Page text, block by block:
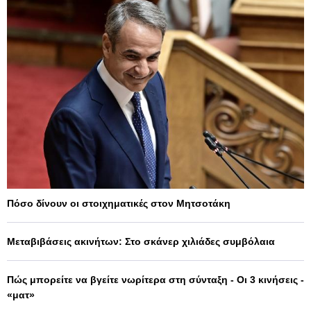
Πόσο δίνουν οι στοιχηματικές στον Μητσοτάκη
Μεταβιβάσεις ακινήτων: Στο σκάνερ χιλιάδες συμβόλαια
Πώς μπορείτε να βγείτε νωρίτερα στη σύνταξη - Οι 3 κινήσεις -
«ματ»